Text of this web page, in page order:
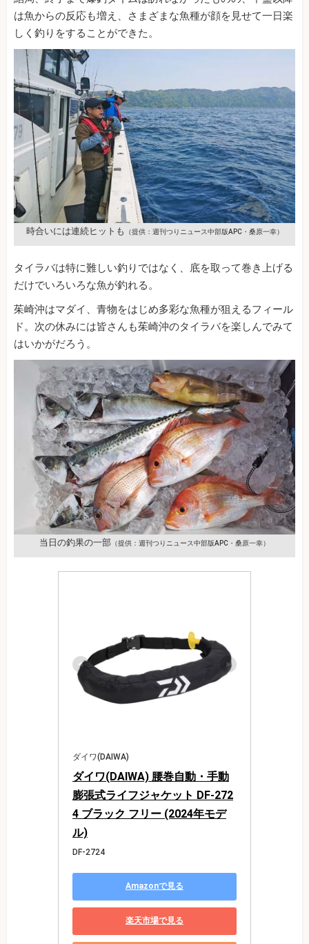
は魚からの反応も増え、さまざまな魚種が顔を見せて一日楽
しく釣りをすることができた。
時合いには連続ヒットも （提供：週刊つりニュース中部版APC・桑原一幸）
タイラバは特に難しい釣りではなく、底を取って巻き上げる
だけでいろいろな魚が釣れる。
茱崎沖はマダイ、青物をはじめ多彩な魚種が狙えるフィール
ド。次の休みには皆さんも茱崎沖のタイラバを楽しんでみて
はいかがだろう。
当日の釣果の一部 （提供：週刊つりニュース中部版APC・桑原一幸）
ダイワ(DAIWA)
ダイワ(DAIWA) 腰巻自動・手動
膨張式ライフジャケット DF-272
4 ブラック フリー (2024年モデ
ル)
DF-2724
Amazonで見る
楽天市場で見る